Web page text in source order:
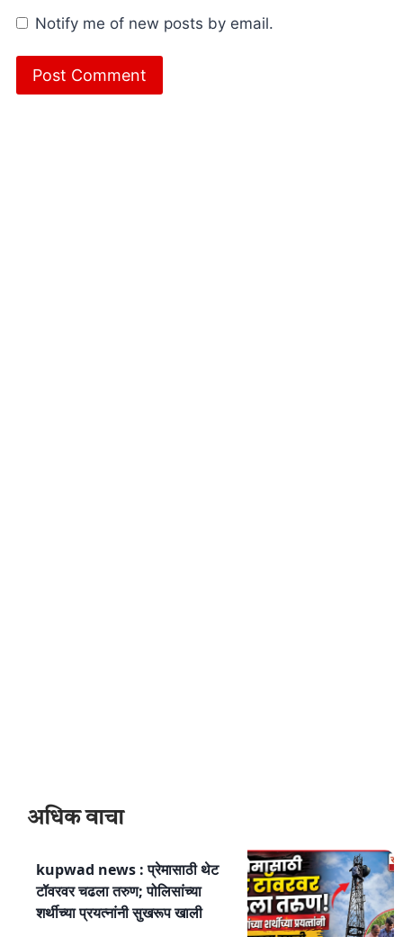
Notify me of new posts by email.
अधिक वाचा
kupwad news : प्रेमासाठी थेट
टॉवरवर चढला तरुण; पोलिसांच्या
शर्थीच्या प्रयत्नांनी सुखरूप खाली